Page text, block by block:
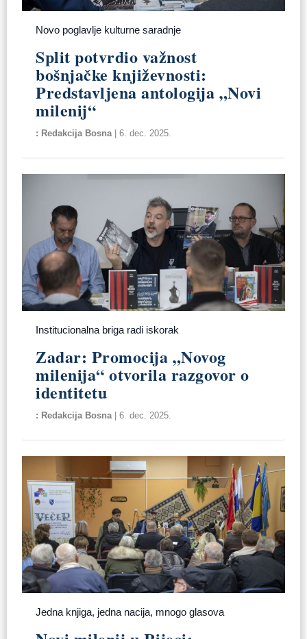
Novo poglavlje kulturne saradnje
Split potvrdio važnost
bošnjačke književnosti:
Predstavljena antologija „Novi
milenij“
Redakcija Bosna|6. dec. 2025.
Institucionalna briga radi iskorak
Zadar: Promocija „Novog
milenija“ otvorila razgovor o
identitetu
Redakcija Bosna|6. dec. 2025.
Jedna knjiga, jedna nacija, mnogo glasova